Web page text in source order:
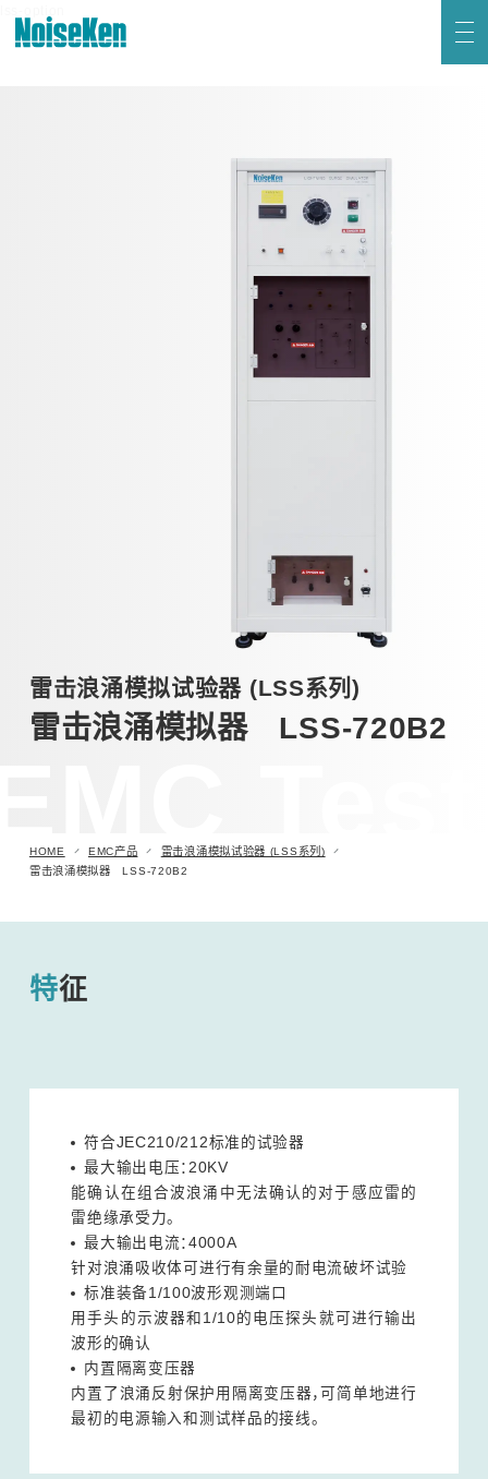
英语
雷击浪涌模拟试验器 (LSS系列)
雷击浪涌模拟器 LSS-720B2
HOME EMC产品
雷击浪涌模拟试验器 (LSS系列)
雷击浪涌模拟器 LSS-720B2
特征
符合JEC210/212标准的试验器
最大输出电压：20KV
能确认在组合波浪涌中无法确认的对于感应雷的
雷绝缘承受力。
最大输出电流：4000A
针对浪涌吸收体可进行有余量的耐电流破坏试验
标准装备1/100波形观测端口
用手头的示波器和1/10的电压探头就可进行输出
波形的确认
内置隔离变压器
内置了浪涌反射保护用隔离变压器，可简单地进行
最初的电源输入和测试样品的接线。
静电放电模拟试验器 (ESS系列)
雷击浪涌模拟试验器 (LSS系列)
自动扫描EMC 测量系统 (EPS系列)